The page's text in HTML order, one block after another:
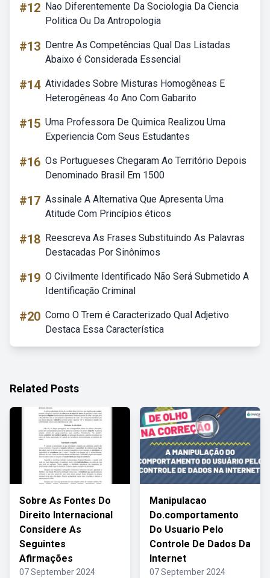
#12 Nao Diferentemente Da Sociologia Da Ciencia
Politica Ou Da Antropologia
#13 Dentre As Competências Qual Das Listadas
Abaixo é Considerada Essencial
#14 Atividades Sobre Misturas Homogêneas E
Heterogêneas 4o Ano Com Gabarito
#15 Uma Professora De Quimica Realizou Uma
Experiencia Com Seus Estudantes
#16 Os Portugueses Chegaram Ao Território Depois
Denominado Brasil Em 1500
#17 Assinale A Alternativa Que Apresenta Uma
Atitude Com Princípios éticos
#18 Reescreva As Frases Substituindo As Palavras
Destacadas Por Sinônimos
#19 O Civilmente Identificado Não Será Submetido A
Identificação Criminal
#20 Como O Trem é Caracterizado Qual Adjetivo
Destaca Essa Característica
Related Posts
Sobre As Fontes Do
Direito Internacional
Considere As
Seguintes
Afirmações
07 September 2024
Manipulacao
Do.comportamento
Do Usuario Pelo
Controle De Dados Da
Internet
07 September 2024